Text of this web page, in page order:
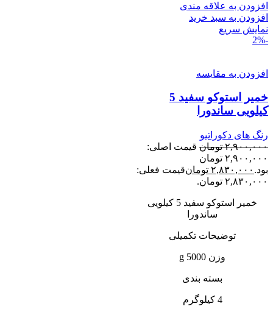
افزودن به علاقه مندی
افزودن به سبد خرید
نمایش سریع
-2%
افزودن به مقایسه
خمیر استوکو سفید 5
کیلویی ساندورا
رنگ های دکوراتیو
۲,۹۰۰,۰۰۰ تومان قیمت اصلی:
۲,۹۰۰,۰۰۰ تومان
بود. ۲,۸۳۰,۰۰۰ تومانقیمت فعلی:
۲,۸۳۰,۰۰۰ تومان.
خمیر استوکو سفید 5 کیلویی
ساندورا
توضیحات تکمیلی
وزن 5000 g
بسته بندی
4 کیلوگرم